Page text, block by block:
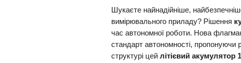
Шукаєте найнадійніше,
вимірювального приладу? Рішення
час автономної роботи. Нова
стандарт автономності, пропонуючи
структурі цей літієвий акумулятор